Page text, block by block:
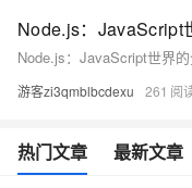
Node.js：JavaScript
Node.js：JavaScript世界
游客zi3qmblbcdexu 261
热门文章 最新文章